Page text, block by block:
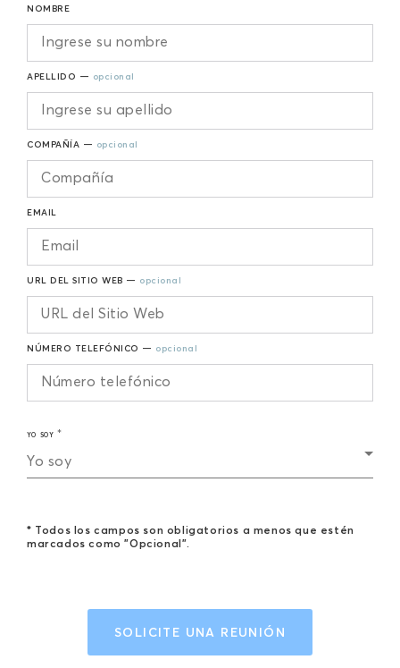
NOMBRE
APELLIDO — opcional
COMPAÑÍA — opcional
EMAIL
URL DEL SITIO WEB — opcional
NÚMERO TELEFÓNICO — opcional
YO SOY
Yo soy
* Todos los campos son obligatorios a menos que estén
marcados como "Opcional".
SOLICITE UNA REUNIÓN